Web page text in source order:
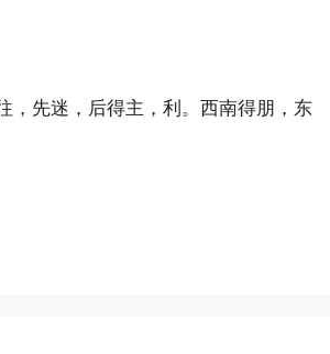
，先迷，后得主，利。西南得朋，东